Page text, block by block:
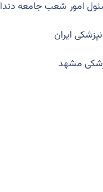
امور شعب جامعه
ایران
مشهد